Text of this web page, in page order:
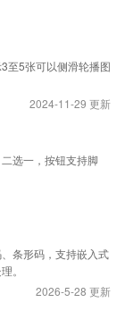
至5张可以侧滑轮播图
2024-11-29 更新
选一，按钮支持脚
条形码，支持嵌入式
。
2026-5-28 更新